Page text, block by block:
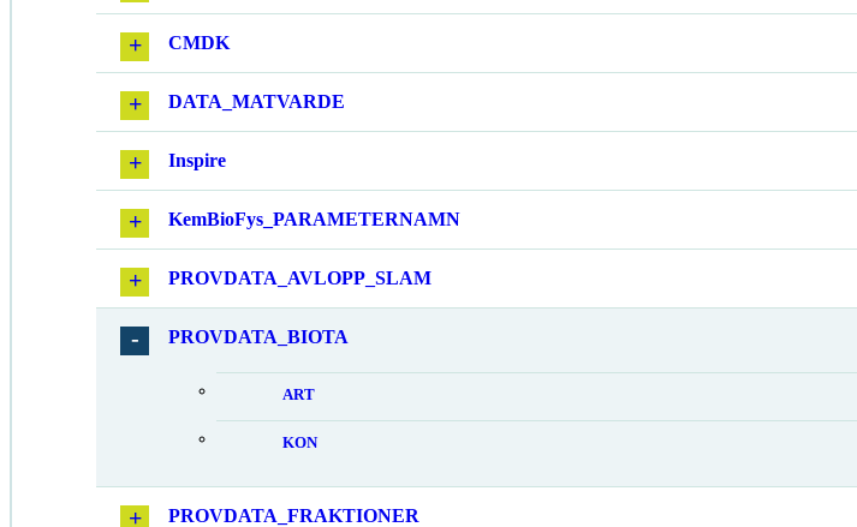
CMDK
DATA_MATVARDE
Inspire
KemBioFys_PARAMETERNAMN
PROVDATA_AVLOPP_SLAM
PROVDATA_BIOTA
ART
KON
PROVDATA_FRAKTIONER